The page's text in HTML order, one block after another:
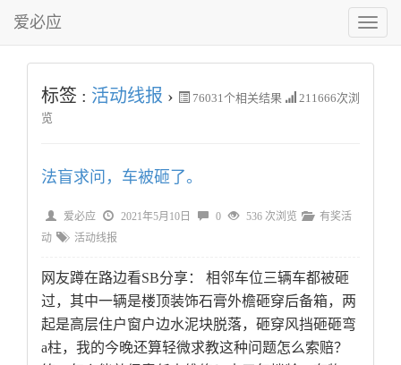
切
换
菜
爱必应
标签 : 活动线报 › 76031个相关结果
211666次浏
览
法盲求问，车被砸了。
爱必应 2021年5月10日 0 536 次浏览
有奖活
动
活动线报
网友蹲在路边看SB分享： 相邻车位三辆车都被砸
过，其中一辆是楼顶装饰石膏外檐砸穿后备箱，两
起是高层住户窗户边水泥块脱落，砸穿风挡砸砸弯
a柱，我的今晚还算轻微求教这种问题怎么索赔？